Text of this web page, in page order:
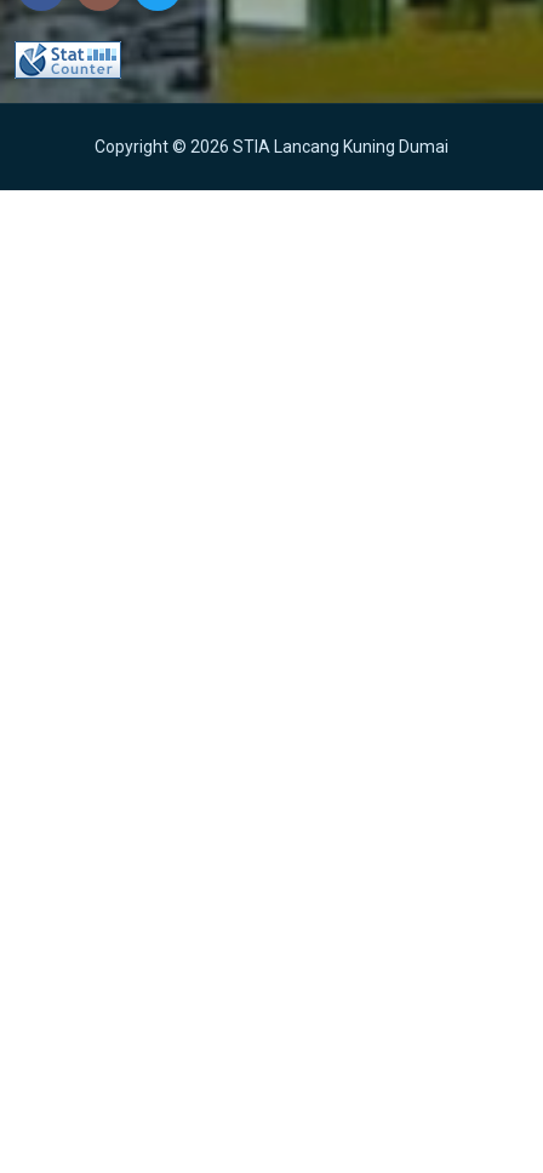
Copyright © 2026 STIA Lancang Kuning Dumai